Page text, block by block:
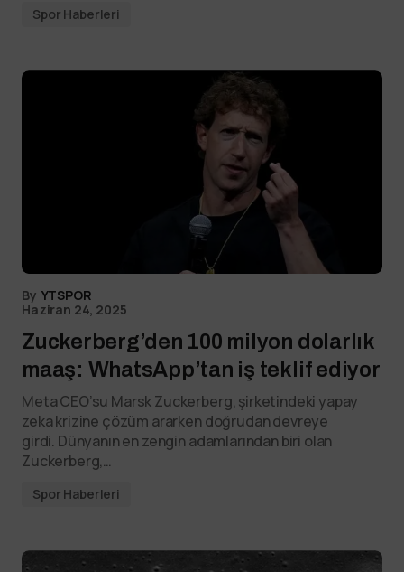
Spor Haberleri
By YTSPOR
Haziran 24, 2025
Zuckerberg’den 100 milyon dolarlık
maaş: WhatsApp’tan iş teklif ediyor
Meta CEO’su Marsk Zuckerberg, şirketindeki yapay
zeka krizine çözüm ararken doğrudan devreye
girdi. Dünyanın en zengin adamlarından biri olan
Zuckerberg,…
Spor Haberleri